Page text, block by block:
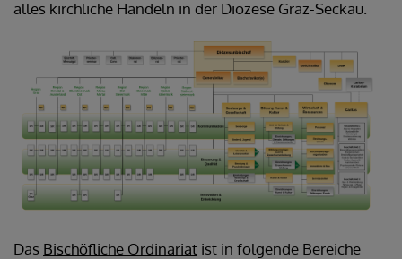
alles kirchliche Handeln in der Diözese Graz-Seckau.
Das Bischöfliche Ordinariat ist in folgende Bereiche